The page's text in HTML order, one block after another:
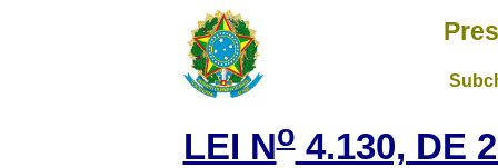
LEI No4.130, DE